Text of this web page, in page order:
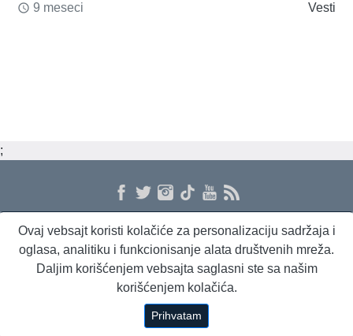
access_time 9 meseci Vesti
;
O nama Proizvodi i usluge Politika privatnosti Kontakt RSS
Dnevni evropski servis
Copyright © 1994 - 2026 Beta Press d.o.o.
Ovaj vebsajt koristi kolačiće za personalizaciju sadržaja i
oglasa, analitiku i funkcionisanje alata društvenih mreža.
Daljim korišćenjem vebsajta saglasni ste sa našim
korišćenjem kolačića.
Prihvatam